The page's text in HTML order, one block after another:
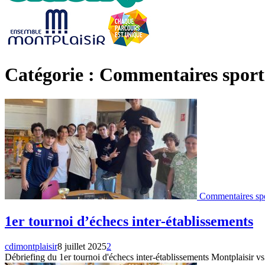
Catégorie : Commentaires
Commentaires
1er tournoi d’échecs inter-établissements
cdimontplaisir8 juillet 20252
Débriefing du 1er tournoi d'échecs inter-établissements Montplaisir